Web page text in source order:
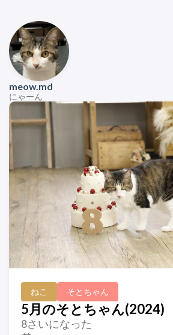
meow.md
にゃーん
ねこ そとちゃん
5月のそとちゃん(2024)
8さいになった